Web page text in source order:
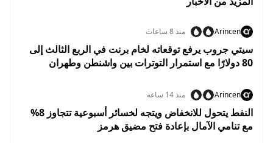
Arincen منذ 8 ساعات
سيتي جروب يرفع توقعاته لخام برنت في الربع الثالث إلى
80 دولارًا مع استمرار التوترات بين واشنطن وطهران
Arincen منذ 14 ساعة
النفط يتحول للانخفاض ويتجه لخسائر أسبوعية تتجاوز 8%
مع تنامي الآمال بإعادة فتح مضيق هرمز